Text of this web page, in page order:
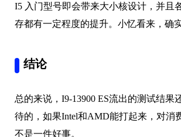
I5 入门型号即会带来大小核设计，并且
存都有一定程度的提升。小忆看来，确
结论
总的来说，I9-13900 ES流出的测试结果
待的，如果Intel和AMD能打起来，对消
不是一件好事。